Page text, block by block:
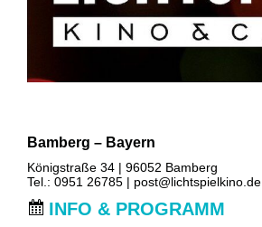
Bamberg – Bayern
Königstraße 34 | 96052 Bamberg
Tel.: 0951 26785 | post@lichtspielkino.de
INFO & PROGRAMM